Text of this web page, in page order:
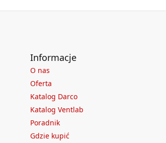
Informacje
O nas
Oferta
Katalog Darco
Katalog Ventlab
Poradnik
Gdzie kupić